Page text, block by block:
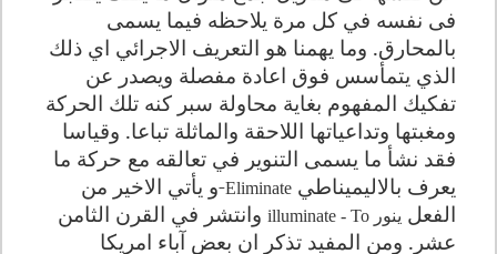
فى نفسه في كل مرة يلاحظه فيما يسمى
بالمحارق. وما يهمنا هو التعريف الاجرائي اي ذلك
الذي يتمأسس فوق اعادة مفصلة ويصدر عن
تفكيك المفهوم بغاية محاولة سبر كنه تلك الحركة
ومغبتها وتداعياتها اللاحقة والماثلة تباعا. وقياسا
فقد نشأ ما يسمى التنوير في تعالقه مع حركة ما
يعرف بالاليميناطي Eliminate
-و يأتي الاخير من
الفعل ينور To
illuminate - وانتشر في القرن الثامن
عشر. ومن المفيد تذكر ان بعض آباء امريكا